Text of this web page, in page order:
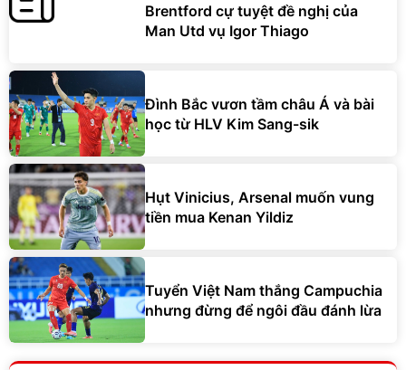
Brentford cự tuyệt đề nghị của
Man Utd vụ Igor Thiago
Đình Bắc vươn tầm châu Á và bài
học từ HLV Kim Sang-sik
Hụt Vinicius, Arsenal muốn vung
tiền mua Kenan Yildiz
Tuyển Việt Nam thắng Campuchia
nhưng đừng để ngôi đầu đánh lừa